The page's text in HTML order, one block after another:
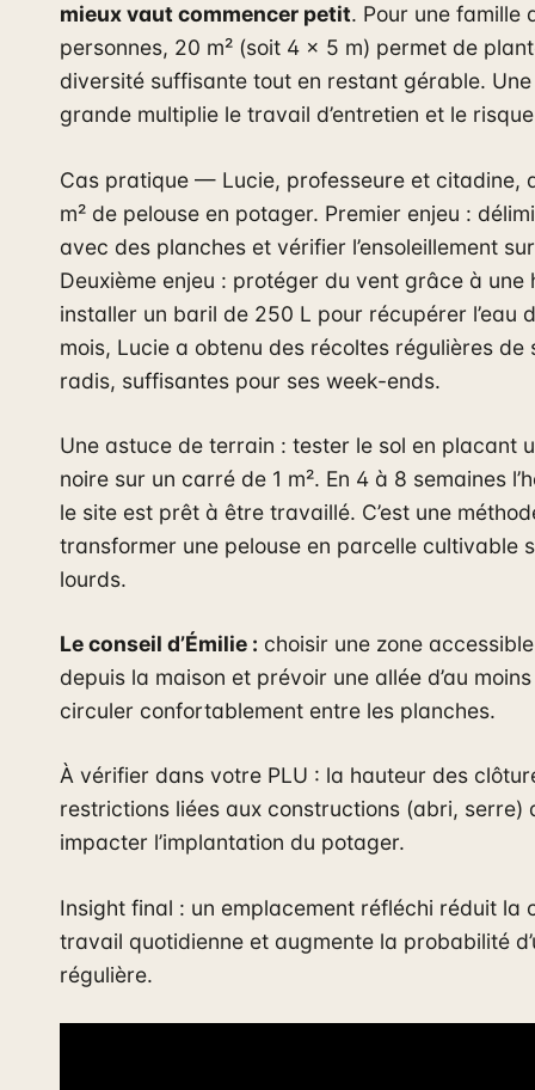
mieux vaut commencer petit. Pour une famille
personnes, 20 m² (soit 4 x 5 m) permet de
diversité suffisante tout en restant gérable.
grande multiplie le travail d’entretien et le
Cas pratique — Lucie, professeure et citadine,
m² de pelouse en potager. Premier enjeu :
avec des planches et vérifier l’ensoleillement
Deuxième enjeu : protéger du vent grâce à une
installer un baril de 250 L pour récupérer l’eau
mois, Lucie a obtenu des récoltes régulières de
radis, suffisantes pour ses week-ends.
Une astuce de terrain : tester le sol en placant
noire sur un carré de 1 m². En 4 à 8 semaines
le site est prêt à être travaillé. C’est une
transformer une pelouse en parcelle cultivable
lourds.
Le conseil d’Émilie : choisir une zone
depuis la maison et prévoir une allée d’au
circuler confortablement entre les planches.
À vérifier dans votre PLU : la hauteur des
restrictions liées aux constructions (abri, serre)
impacter l’implantation du potager.
Insight final : un emplacement réfléchi réduit la
travail quotidienne et augmente la probabilité
régulière.